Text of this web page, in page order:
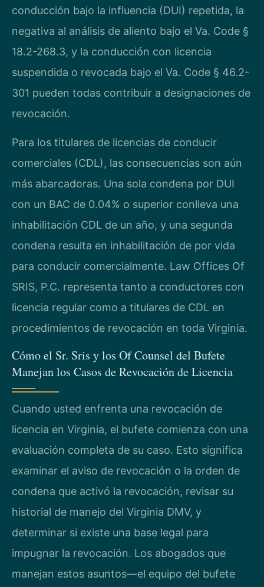
conducción bajo la influencia (DUI) repetida, la
negativa al análisis de aliento bajo el Va. Code §
18.2-268.3, y la conducción con licencia
suspendida o revocada bajo el Va. Code § 46.2-
301 pueden todas contribuir a designaciones de
revocación.
Para los titulares de licencias de conducir
comerciales (CDL), las consecuencias son aún
más abarcadoras. Una sola condena por DUI
con un BAC de 0.04% o superior conlleva una
inhabilitación CDL de un año, y una segunda
condena resulta en inhabilitación de por vida
para conducir comercialmente. Law Offices Of
SRIS, P.C. representa tanto a conductores con
licencia regular como a titulares de CDL en
procedimientos de revocación en toda Virginia.
Cómo el Sr. Sris y los Of Counsel del Bufete
Manejan los Casos de Revocación de Licencia
Cuando usted enfrenta una revocación de
licencia en Virginia, el bufete comienza con una
evaluación completa de su caso. Esto significa
examinar el aviso de revocación o la orden de
condena que activó la revocación, revisar su
historial de manejo del Virginia DMV, y
determinar si existe una base legal para
impugnar la revocación. Los abogados que
manejan estos asuntos—el equipo del bufete